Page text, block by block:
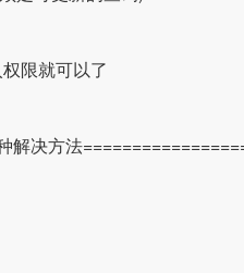
限就可以了
解决方法